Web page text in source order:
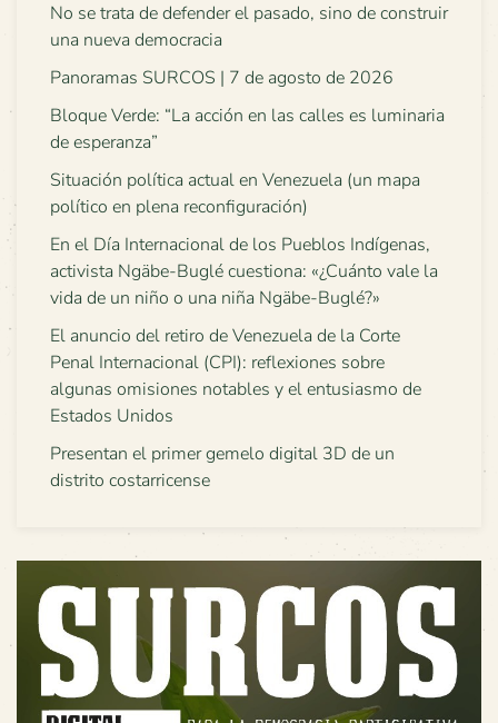
No se trata de defender el pasado, sino de construir
una nueva democracia
Panoramas SURCOS | 7 de agosto de 2026
Bloque Verde: “La acción en las calles es luminaria
de esperanza”
Situación política actual en Venezuela (un mapa
político en plena reconfiguración)
En el Día Internacional de los Pueblos Indígenas,
activista Ngäbe-Buglé cuestiona: «¿Cuánto vale la
vida de un niño o una niña Ngäbe-Buglé?»
El anuncio del retiro de Venezuela de la Corte
Penal Internacional (CPI): reflexiones sobre
algunas omisiones notables y el entusiasmo de
Estados Unidos
Presentan el primer gemelo digital 3D de un
distrito costarricense